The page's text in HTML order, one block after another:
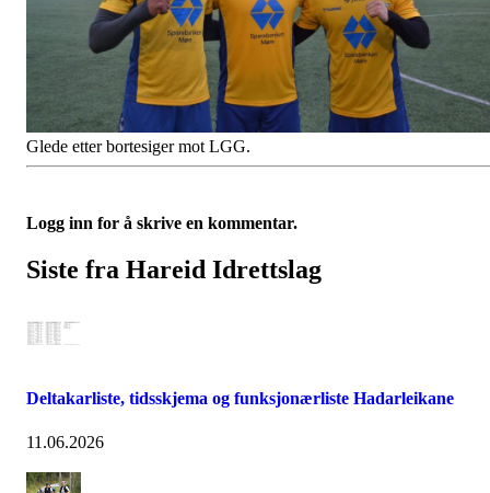
Glede etter bortesiger mot LGG.
Logg inn for å skrive en kommentar.
Siste fra Hareid Idrettslag
Deltakarliste, tidsskjema og funksjonærliste Hadarleikane
11.06.2026